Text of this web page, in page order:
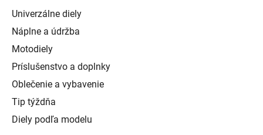
Univerzálne diely
Náplne a údržba
Motodiely
Príslušenstvo a doplnky
Oblečenie a vybavenie
Tip týždňa
Diely podľa modelu